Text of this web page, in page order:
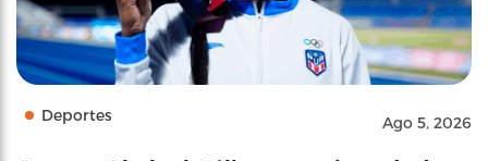
Deportes Ago 5, 2026